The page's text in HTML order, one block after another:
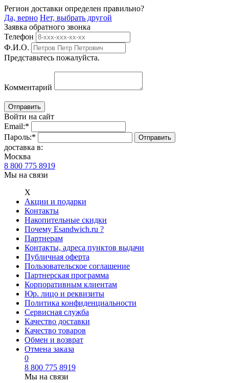
Регион доставки определен правильно?
Да, верно Нет, выбрать другой
Заявка обратного звонка
Телефон
Ф.И.О.
Представьтесь пожалуйста.
Комментарий
Войти на сайт
Email:*
Пароль:*
доставка в:
Москва
8 800 775 8919
Мы на связи
Х
Акции и подарки
Контакты
Накопительные скидки
Почему Esandwich.ru ?
Партнерам
Контакты, адреса пунктов выдачи
Публичная оферта
Пользовательское соглашение
Партнерская программа
Корпоративным клиентам
Юр. лицо и реквизиты
Политика конфиденциальности
Сервисная служба
Качество доставки
Качество товаров
Обмен и возврат
Отмена заказа
0
8 800 775 8919
Мы на связи